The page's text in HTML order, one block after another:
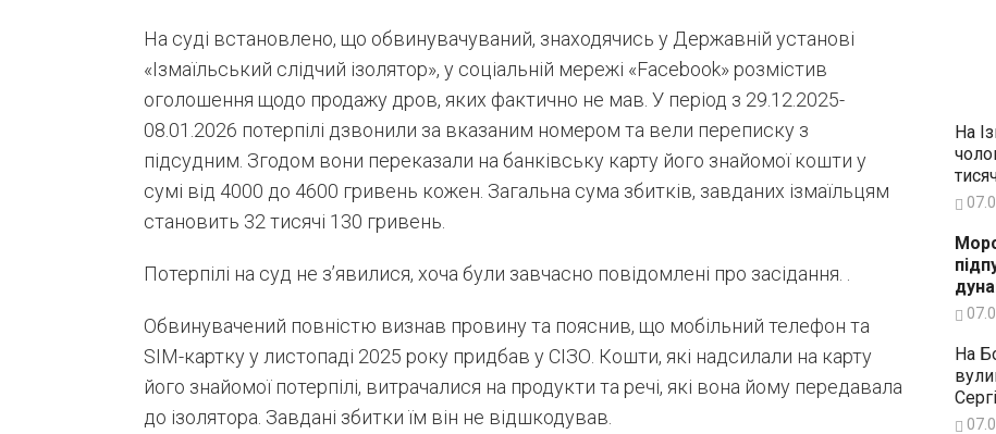
На суді встановлено, що обвинувачуваний, знаходячись у Державній установі
«Ізмаїльський слідчий ізолятор», у соціальній мережі «Facebook» розмістив
оголошення щодо продажу дров, яких фактично не мав. У період з 29.12.2025-
08.01.2026 потерпілі дзвонили за вказаним номером та вели переписку з
підсудним. Згодом вони переказали на банківську карту його знайомої кошти у
сумі від 4000 до 4600 гривень кожен. Загальна сума збитків, завданих ізмаїльцям
становить 32 тисячі 130 гривень.
Потерпілі на суд не з’явилися, хоча були завчасно повідомлені про засідання. .
Обвинувачений повністю визнав провину та пояснив, що мобільний телефон та
SIM-картку у листопаді 2025 року придбав у СІЗО. Кошти, які надсилали на карту
його знайомої потерпілі, витрачалися на продукти та речі, які вона йому передавала
до ізолятора. Завдані збитки їм він не відшкодував.
На
На